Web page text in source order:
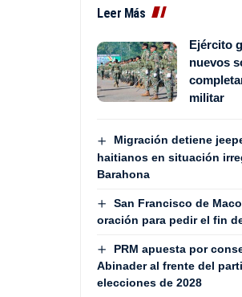
Leer Más
Ejército
nuevos
militar
Migración detiene
haitianos en situación
Barahona
San Francisco de
oración para pedir el fin
PRM apuesta por
Abinader al frente del
elecciones de 2028